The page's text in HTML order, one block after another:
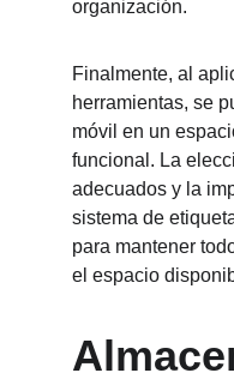
organización.
Finalmente, al
herramientas, se
móvil en un
funcional. La
adecuados y la
sistema de
para mantener
el espacio